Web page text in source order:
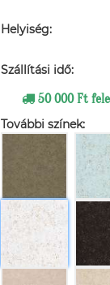
Helyiség:
Szállítási idő:
50 000 Ft
További színek: